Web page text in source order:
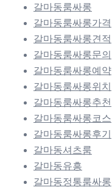
갈마동룸싸롱
갈마동룸싸롱가격
갈마동룸싸롱견적
갈마동룸싸롱문의
갈마동룸싸롱예약
갈마동룸싸롱위치
갈마동룸싸롱추천
갈마동룸싸롱코스
갈마동룸싸롱후기
갈마동셔츠룸
갈마동유흥
갈마동정통룸싸롱